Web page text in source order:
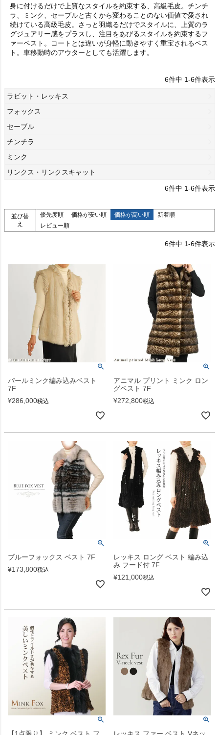
身に付けるだけで上質なスタイルを約束する、高級毛皮。チンチ
ラ、ミンク、セーブルと古くから変わることのない価値で愛され
続けている高級毛皮。さっと羽織るだけでスタイルに、上質のラ
グジュアリー感をプラスし、注目をあびるスタイルを約束するフ
ァーベスト。コートとは違いが身軽に動きやすく重宝されるベス
ト。車移動時のアウターとしても活躍します。
6件中 1-6件表示
ラビット・レッキス
フォックス
セーブル
チンチラ
ミンク
リンクス・リンクスキャット
6件中 1-6件表示
並び替
え
優先度順 価格が安い順 価格が高い順
新着順
レビュー順
6件中 1-6件表示
パールミンク編み込みベスト
7F
¥286,000税込
アニマル プリント ミンク ロン
グベスト 7F
¥272,800税込
ブルーフォックス ベスト 7F
¥173,800税込
レッキス ロング ベスト 編み込
み フード付 7F
¥121,000税込